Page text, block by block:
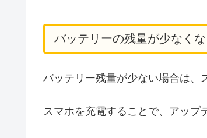
バッテリーの残量が少なく
バッテリー残量が少ない場合は、
スマホを充電することで、アップ